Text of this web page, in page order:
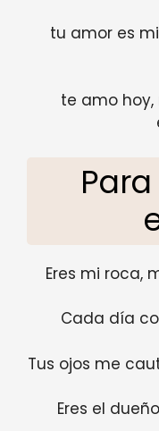
tu amor es
te amo
Eres mi roca,
Cada día
Tus ojos me
Eres el